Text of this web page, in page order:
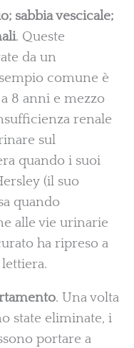
sabbia vescicale;
. Queste
da un
comune è
8 anni e mezzo
renale
sul
quando i suoi
(il suo
quando
alle vie urinarie
ha ripreso a
. Una volta
state eliminate, i
portare a